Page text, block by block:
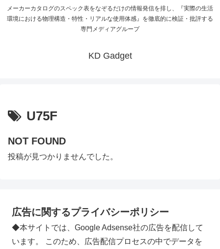
メーカーカタログのスペック表をなぞるだけの情報発信を排し、『実際の生活
環境における物理構造・特性・リアルな使用体感』を徹底的に検証・批評する
専門メディアグループ
KD Gadget
U75F
NOT FOUND
投稿が見つかりませんでした。
広告に関するプライバシーポリシー
◆本サイトでは、Google Adsense社の広告を配信して
います。 このため、広告配信プロセスの中でデータを